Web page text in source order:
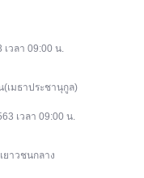
วลา 09:00 น.
(เมธาประชานุกูล)
เวลา 09:00 น.
ยาวชนกลาง